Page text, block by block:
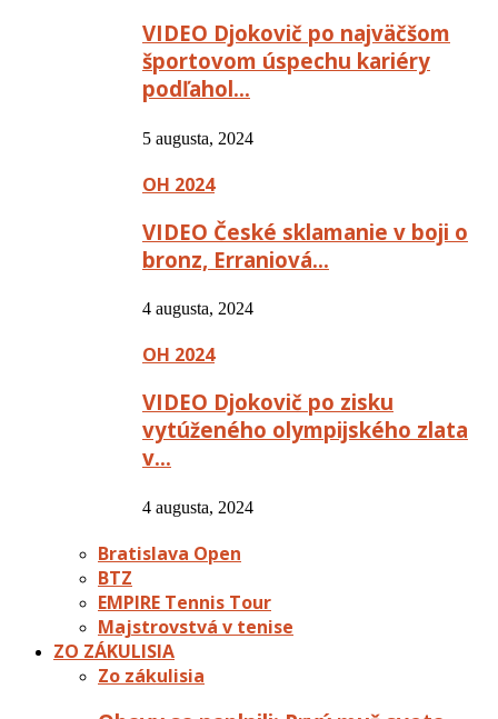
VIDEO Djokovič po najväčšom
športovom úspechu kariéry
podľahol…
5 augusta, 2024
OH 2024
VIDEO České sklamanie v boji o
bronz, Erraniová…
4 augusta, 2024
OH 2024
VIDEO Djokovič po zisku
vytúženého olympijského zlata
v…
4 augusta, 2024
Bratislava Open
BTZ
EMPIRE Tennis Tour
Majstrovstvá v tenise
ZO ZÁKULISIA
Zo zákulisia